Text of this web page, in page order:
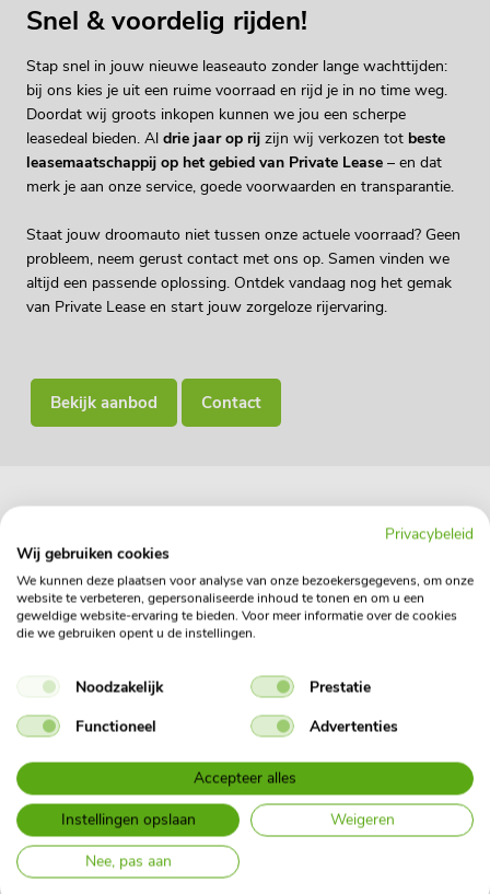
Snel & voordelig rijden!
Stap snel in jouw nieuwe leaseauto zonder lange wachttijden:
bij ons kies je uit een ruime voorraad en rijd je in no time weg.
Doordat wij groots inkopen kunnen we jou een scherpe
leasedeal bieden. Al drie jaar op rij zijn wij verkozen tot beste
leasemaatschappij op het gebied van Private Lease – en dat
merk je aan onze service, goede voorwaarden en transparantie.
Staat jouw droomauto niet tussen onze actuele voorraad? Geen
probleem, neem gerust contact met ons op. Samen vinden we
altijd een passende oplossing. Ontdek vandaag nog het gemak
van Private Lease en start jouw zorgeloze rijervaring.
Bekijk aanbod Contact
Profiteer direct van onze Topdeals!
RENAULT Clio Hybrid 160
Evolution
Energielabel A
Hatchback
€ 369,00
Privacybeleid
Wij gebruiken cookies
We kunnen deze plaatsen voor analyse van onze bezoekersgegevens, om onze
website te verbeteren, gepersonaliseerde inhoud te tonen en om u een
geweldige website-ervaring te bieden. Voor meer informatie over de cookies
die we gebruiken opent u de instellingen.
Noodzakelijk
Prestatie
Functioneel
Advertenties
Accepteer alles
Instellingen opslaan
Weigeren
Nee, pas aan